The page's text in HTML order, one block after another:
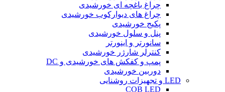
چراغ باغچه ای خورشیدی
چراغ های دیوارکوب خورشیدی
پکیج خورشیدی
پنل و سلول خورشیدی
سانورتر و اینورتر
کنترلر شارژر خورشیدی
پمپ و کفکش های خورشیدی و DC
دوربین خورشیدی
LED و تجهیزات روشنایی
COB LED